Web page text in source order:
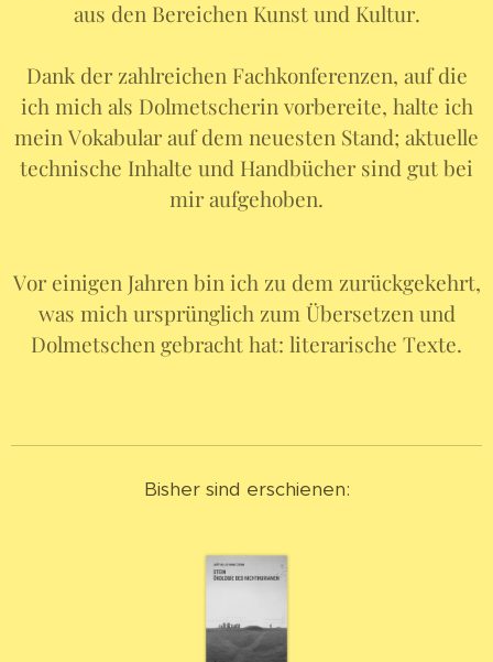
aus den Bereichen Kunst und Kultur.
Dank der zahlreichen Fachkonferenzen, auf die
ich mich als Dolmetscherin vorbereite, halte ich
mein Vokabular auf dem neuesten Stand; aktuelle
technische Inhalte und Handbücher sind gut bei
mir aufgehoben.
Vor einigen Jahren bin ich zu dem zurückgekehrt,
was mich ursprünglich zum Übersetzen und
Dolmetschen gebracht hat: literarische Texte.
Bisher sind erschienen: